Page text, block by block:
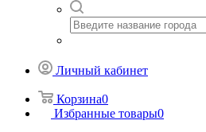
Личный кабинет
Корзина0
Избранные товары0